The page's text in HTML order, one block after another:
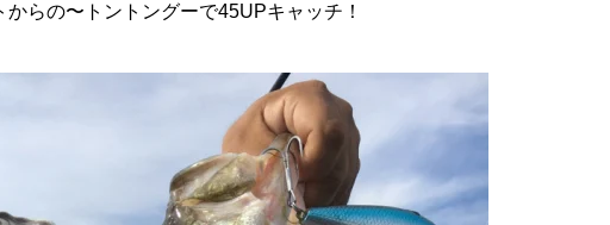
からの〜トントングーで45UPキャッチ！